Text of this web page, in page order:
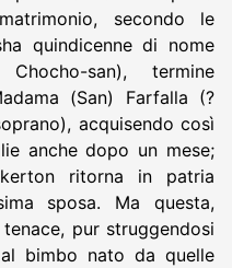
secondo le
quindicenne di nome
san), termine
(San) Farfalla (?
acquisendo così
anche dopo un mese;
ritorna in patria
sposa. Ma questa,
pur struggendosi
bimbo nato da quelle